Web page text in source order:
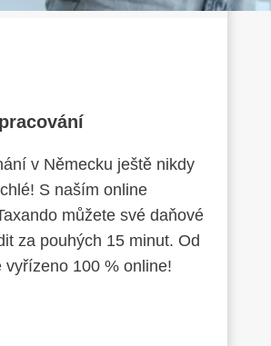
v Německu ještě nikdy
S naším online
můžete své daňové
za pouhých 15 minut. Od
vyřízeno 100 % online!